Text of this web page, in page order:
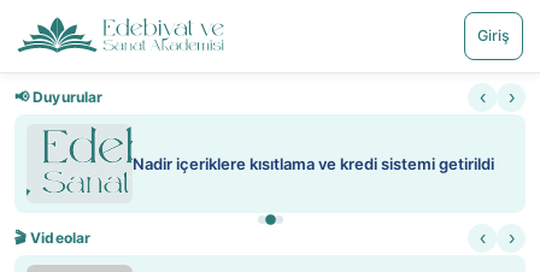
Giriş
📢 Duyurular ‹ ›
Nadir içeriklere kısıtlama ve kredi sistemi getirildi
🎬 Videolar ‹ ›